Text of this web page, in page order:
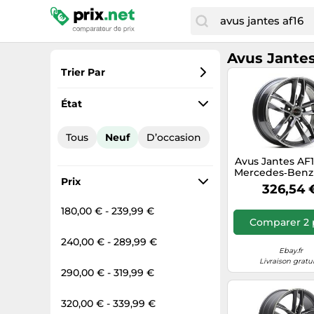
Trier Par
Préférés
Prix total
État
Tous Neuf D’occasion
Prix
180,00 € - 239,99 €
240,00 € - 289,99 €
290,00 € - 319,99 €
320,00 € - 339,99 €
Avus
Avus Jantes
C Station
8.5X20 5X1
326,54
Comparer 2
Ebay.fr
Livraison